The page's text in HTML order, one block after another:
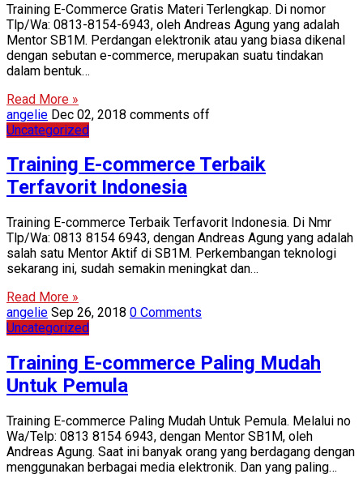
Training E-Commerce Gratis Materi Terlengkap. Di nomor
Tlp/Wa: 0813-8154-6943, oleh Andreas Agung yang adalah
Mentor SB1M. Perdangan elektronik atau yang biasa dikenal
dengan sebutan e-commerce, merupakan suatu tindakan
dalam bentuk…
Read More »
angelie Dec 02, 2018 comments off
Uncategorized
Training E-commerce Terbaik
Terfavorit Indonesia
Training E-commerce Terbaik Terfavorit Indonesia. Di Nmr
Tlp/Wa: 0813 8154 6943, dengan Andreas Agung yang adalah
salah satu Mentor Aktif di SB1M. Perkembangan teknologi
sekarang ini, sudah semakin meningkat dan…
Read More »
angelie Sep 26, 2018 0 Comments
Uncategorized
Training E-commerce Paling Mudah
Untuk Pemula
Training E-commerce Paling Mudah Untuk Pemula. Melalui no
Wa/Telp: 0813 8154 6943, dengan Mentor SB1M, oleh
Andreas Agung. Saat ini banyak orang yang berdagang dengan
menggunakan berbagai media elektronik. Dan yang paling…